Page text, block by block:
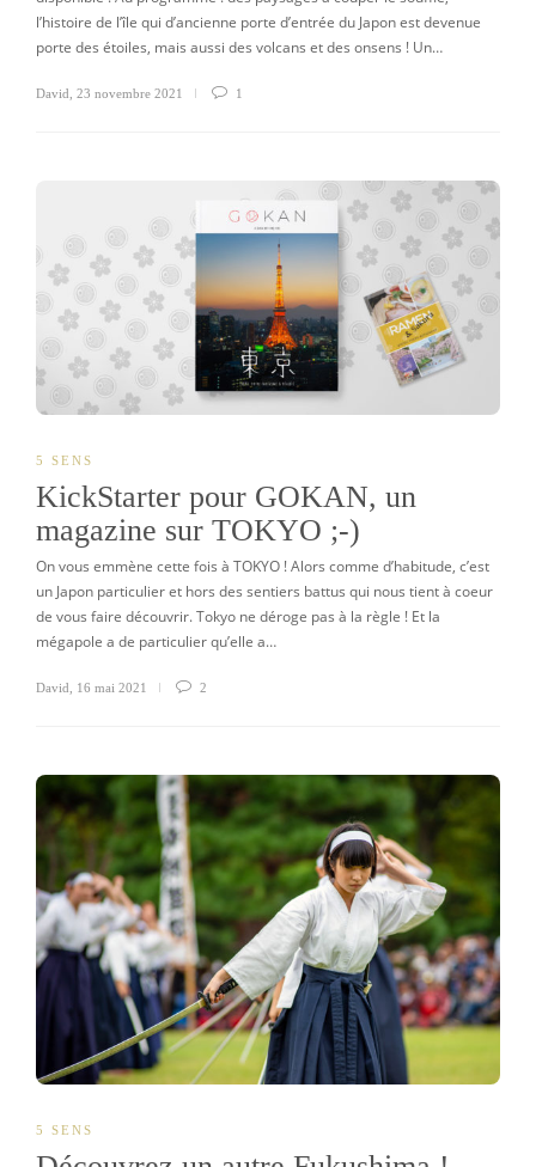
l’histoire de l’île qui d’ancienne porte d’entrée du Japon est devenue
porte des étoiles, mais aussi des volcans et des onsens ! Un…
David 23 novembre 2021 1
5 SENS
KickStarter pour GOKAN, un
magazine sur TOKYO ;-)
On vous emmène cette fois à TOKYO ! Alors comme d’habitude, c’est
un Japon particulier et hors des sentiers battus qui nous tient à coeur
de vous faire découvrir. Tokyo ne déroge pas à la règle ! Et la
mégapole a de particulier qu’elle a…
David 16 mai 2021 2
5 SENS